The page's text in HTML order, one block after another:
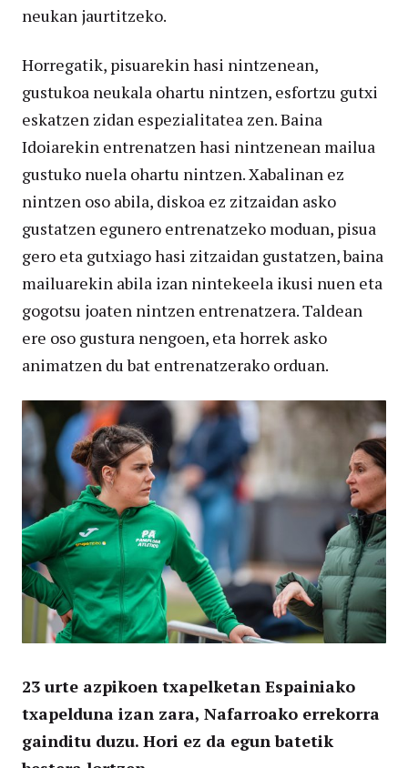
neukan jaurtitzeko.
Horregatik, pisuarekin hasi nintzenean,
gustukoa neukala ohartu nintzen, esfortzu gutxi
eskatzen zidan espezialitatea zen. Baina
Idoiarekin entrenatzen hasi nintzenean mailua
gustuko nuela ohartu nintzen. Xabalinan ez
nintzen oso abila, diskoa ez zitzaidan asko
gustatzen egunero entrenatzeko moduan, pisua
gero eta gutxiago hasi zitzaidan gustatzen, baina
mailuarekin abila izan nintekeela ikusi nuen eta
gogotsu joaten nintzen entrenatzera. Taldean
ere oso gustura nengoen, eta horrek asko
animatzen du bat entrenatzerako orduan.
23 urte azpikoen txapelketan Espainiako
txapelduna izan zara, Nafarroako errekorra
gainditu duzu. Hori ez da egun batetik